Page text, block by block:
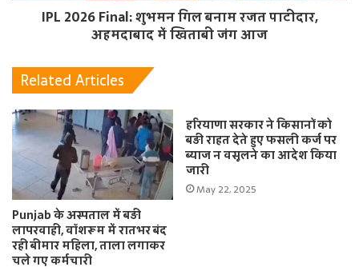
IPL 2026 Final: शुभमन गिल बनाम रजत पाटीदार,
अहमदाबाद में खिताबी जंग आज
Related Articles
Punjab के अस्पताल में बड़ी
लापरवाही, वॉशरूम में रातभर बंद
रही बीमार महिला, ताला लगाकर
चले गए कर्मचारी
हरियाणा सरकार ने किसानों को
बड़ी राहत देते हुए फसली कर्ज पर
ब्याज न वसूलने का आदेश किया
जारी
May 22, 2025